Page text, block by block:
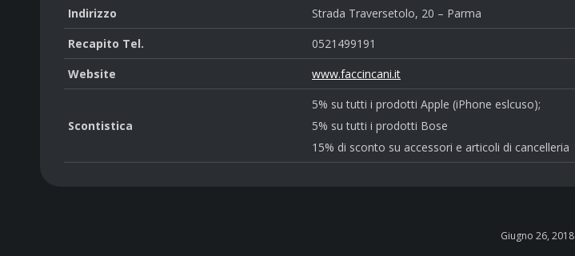
Indirizzo
Strada Traversetolo, 20 – Parma
Recapito Tel.
0521499191
Website
www.faccincani.it
Scontistica
5% su tutti i prodotti Apple (iPhone eslcuso);
5% su tutti i prodotti Bose
15% di sconto su accessori e articoli di cancelleria
Giugno 26, 2018